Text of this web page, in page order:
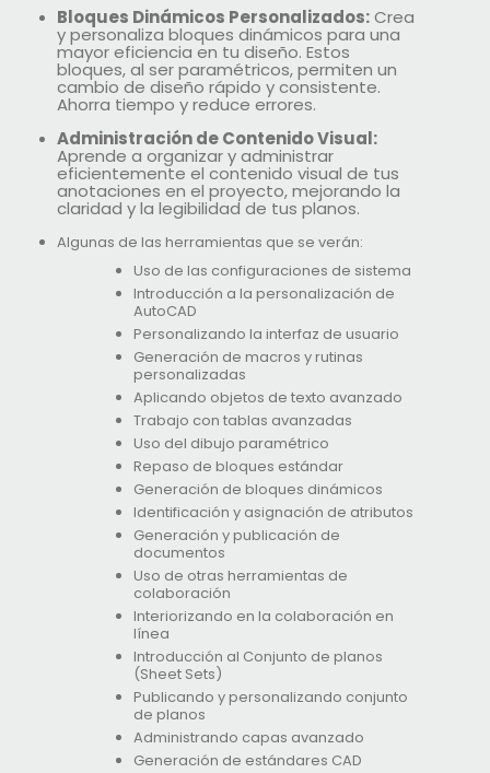
Bloques Dinámicos Personalizados:Crea
y personaliza bloques dinámicos para una
mayor eficiencia en tu diseño. Estos
bloques, al ser paramétricos, permiten un
cambio de diseño rápido y consistente.
Ahorra tiempo y reduce errores.
Administración de Contenido Visual:
Aprende a organizar y administrar
eficientemente el contenido visual de tus
anotaciones en el proyecto, mejorando la
claridad y la legibilidad de tus planos.
Algunas de las herramientas que se verán:
Uso de las configuraciones de sistema
Introducción a la personalización de
AutoCAD
Personalizando la interfaz de usuario
Generación de macros y rutinas
personalizadas
Aplicando objetos de texto avanzado
Trabajo con tablas avanzadas
Uso del dibujo paramétrico
Repaso de bloques estándar
Generación de bloques dinámicos
Identificación y asignación de atributos
Generación y publicación de
documentos
Uso de otras herramientas de
colaboración
Interiorizando en la colaboración en
línea
Introducción al Conjunto de planos
(Sheet Sets)
Publicando y personalizando conjunto
de planos
Administrando capas avanzado
Generación de estándares CAD